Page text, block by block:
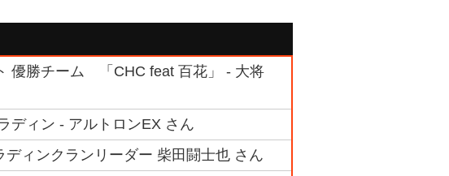
優勝チーム 「CHC feat 百花」 - 大将
ディン - アルトロンEX さん
ィンクランリーダー 柴田闘士也 さん